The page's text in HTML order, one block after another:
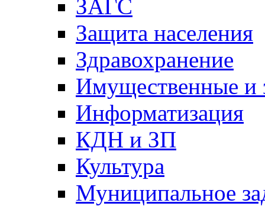
ЗАГС
Защита населения
Здравохранение
Имущественные и
Информатизация
КДН и ЗП
Культура
Муниципальное